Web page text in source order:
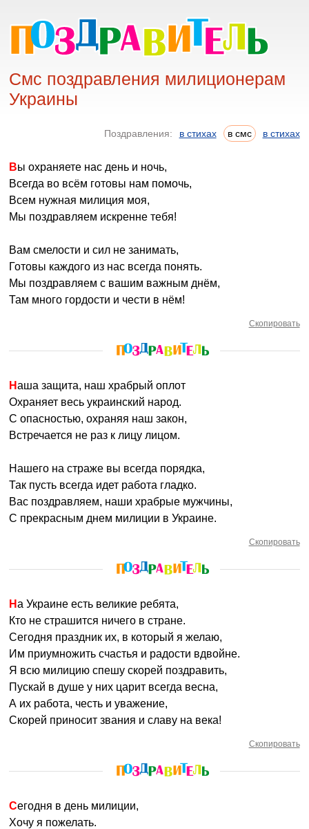
Смс поздравления милиционерам
Украины
Поздравления: в стихах в смс в стихах
Вы охраняете нас день и ночь,
Всегда во всём готовы нам помочь,
Всем нужная милиция моя,
Мы поздравляем искренне тебя!
Вам смелости и сил не занимать,
Готовы каждого из нас всегда понять.
Мы поздравляем с вашим важным днём,
Там много гордости и чести в нём!
Скопировать
Наша защита, наш храбрый оплот
Охраняет весь украинский народ.
С опасностью, охраняя наш закон,
Встречается не раз к лицу лицом.
Нашего на страже вы всегда порядка,
Так пусть всегда идет работа гладко.
Вас поздравляем, наши храбрые мужчины,
С прекрасным днем милиции в Украине.
Скопировать
На Украине есть великие ребята,
Кто не страшится ничего в стране.
Сегодня праздник их, в который я желаю,
Им приумножить счастья и радости вдвойне.
Я всю милицию спешу скорей поздравить,
Пускай в душе у них царит всегда весна,
А их работа, честь и уважение,
Скорей приносит звания и славу на века!
Скопировать
Сегодня в день милиции,
Хочу я пожелать.